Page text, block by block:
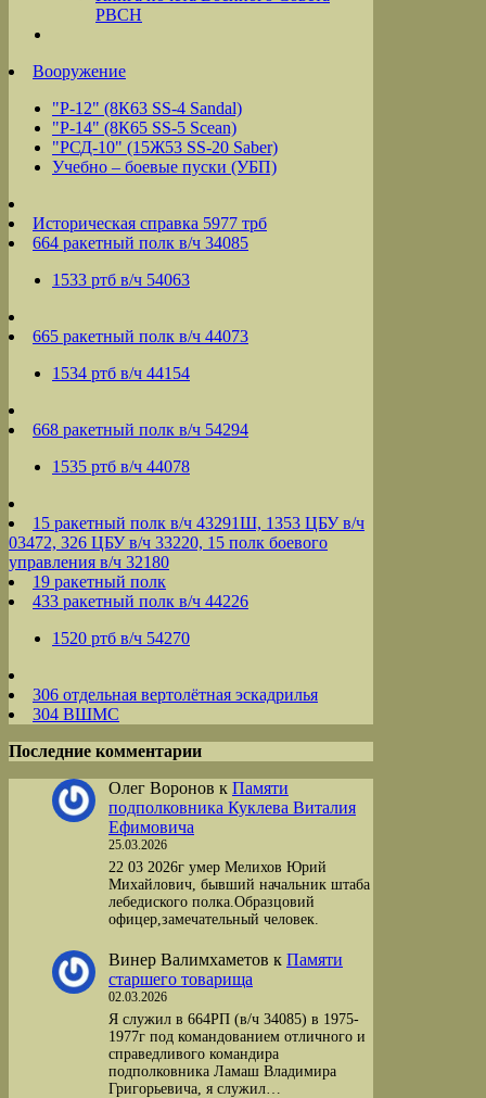
РВСН
Вооружение
"Р-12" (8К63 SS-4 Sandal)
"Р-14" (8К65 SS-5 Scean)
"РСД-10" (15Ж53 SS-20 Saber)
Учебно – боевые пуски (УБП)
Историческая справка 5977 трб
664 ракетный полк в/ч 34085
1533 ртб в/ч 54063
665 ракетный полк в/ч 44073
1534 ртб в/ч 44154
668 ракетный полк в/ч 54294
1535 ртб в/ч 44078
15 ракетный полк в/ч 43291Ш, 1353 ЦБУ в/ч
03472, 326 ЦБУ в/ч 33220, 15 полк боевого
управления в/ч 32180
19 ракетный полк
433 ракетный полк в/ч 44226
1520 ртб в/ч 54270
306 отдельная вертолётная эскадрилья
304 ВШМС
Последние комментарии
Олег Воронов к Памяти
подполковника Куклева Виталия
Ефимовича
25.03.2026
22 03 2026г умер Мелихов Юрий
Михайлович, бывший начальник штаба
лебедиского полка.Образцовий
офицер,замечательный человек.
Винер Валимхаметов к Памяти
старшего товарища
02.03.2026
Я служил в 664РП (в/ч 34085) в 1975-
1977г под командованием отличного и
справедливого командира
подполковника Ламаш Владимира
Григорьевича, я служил…